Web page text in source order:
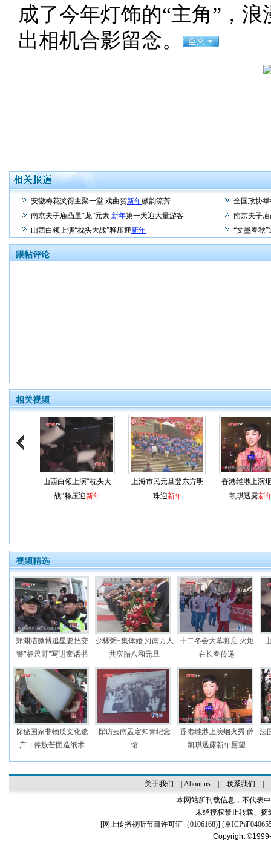
成了今年灯饰的“主角”，
出相机合影留念。
安徽梅花奖得主聚一堂 戏曲贺新年徽韵流芳
全国政协
南京夫子庙凸显“龙”元素 新年第一天迎大量游客
南京夫子
山西白领上演“枕头大战”释压迎新年 “文墨春秋”
跟帖评论
相关视频
山西白领上演“枕头大
战”释压迎新年
上海市民元旦登东方明
珠迎新年
香港维港上演
凯琪透露新
视频精选
郑渊洁微博追星要把交
警"标尺哥"写进童话书
少林粥+集体婚 河南万人
共庆腊八和元旦
十二冬会大幕将启 火炬
在长春传递
探秘国家非物质文化遗
产：傣族芒团造纸术
探访云南孟定知青纪念
馆
香港维港上演烟火秀 薛
凯琪透露新年愿望
法
关于我们 About us| 联系我们
本网站所刊载信息，不代表
未经授权禁止转载、摘
[网上传播视听节目许可证（0106168)] [京ICP证
Copyright